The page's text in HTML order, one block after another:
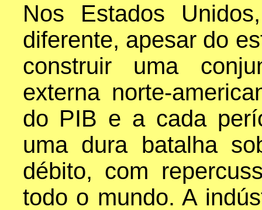
Nos Estados
diferente, apesar do
construir uma
externa norte-
do PIB e a cada
uma dura batalha
débito, com
todo o mundo. A